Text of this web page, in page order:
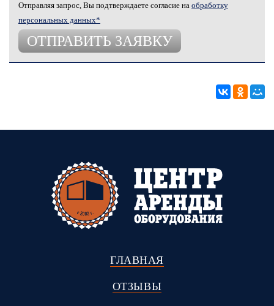
Отправляя запрос, Вы подтверждаете согласие на обработку
персональных данных*
ГЛАВНАЯ
ОТЗЫВЫ